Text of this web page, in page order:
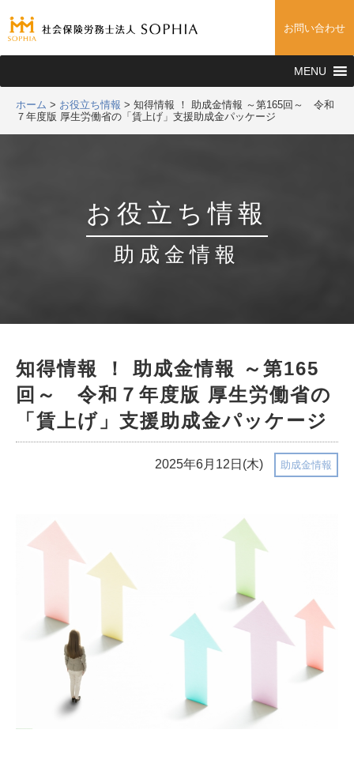
お問い合わせ
MENU
ホーム > お役立ち情報 > 知得情報 ！ 助成金情報 ～第165回～ 令和
７年度版 厚生労働省の「賃上げ」支援助成金パッケージ
お役立ち情報
助成金情報
知得情報 ！ 助成金情報 ～第165
回～ 令和７年度版 厚生労働省の
「賃上げ」支援助成金パッケージ
2025年6月12日(木) 助成金情報